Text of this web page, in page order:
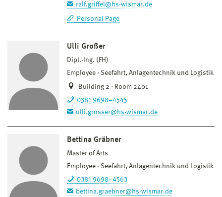
ralf.griffel@hs-wismar.de
Personal Page
Ulli Großer
Dipl.-Ing. (FH)
Employee
Seefahrt, Anlagentechnik und Logistik
Building 2 · Room 2401
0381 9698–4545
ulli.grosser@hs-wismar.de
Bettina Gräbner
Master of Arts
Employee
Seefahrt, Anlagentechnik und Logistik
0381 9698–4563
bettina.graebner@hs-wismar.de